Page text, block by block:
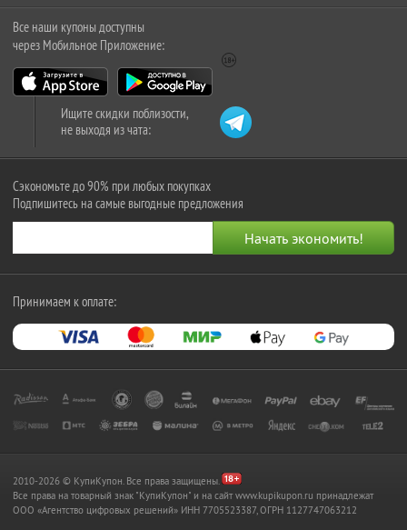
Все наши купоны доступны
через Мобильное Приложение:
Ищите скидки поблизости,
не выходя из чата:
Сэкономьте до 90% при любых покупках
Подпишитесь на самые выгодные предложения
Принимаем к оплате:
2010-2026 © КупиКупон. Все права защищены.
Все права на товарный знак "КупиКупон" и на сайт www.kupikupon.ru принадлежат
OOO «Агентство цифровых решений» ИНН 7705523387, ОГРН 1127747063212